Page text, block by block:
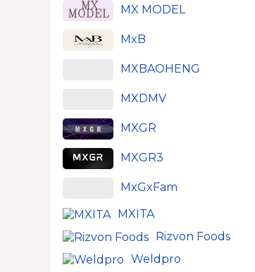
MX MODEL
MxB
MXBAOHENG
MXDMV
MXGR
MXGR3
MxGxFam
MXITA
Rizvon Foods
Weldpro